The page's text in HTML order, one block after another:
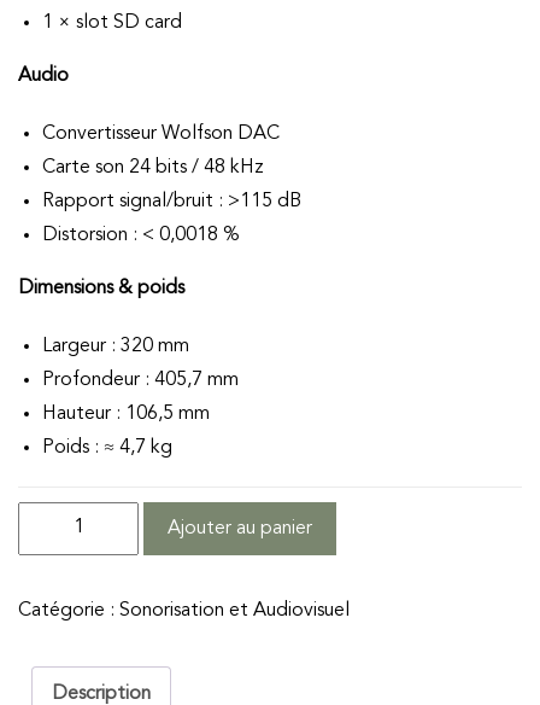
1 × slot SD card
Audio
Convertisseur Wolfson DAC
Carte son 24 bits / 48 kHz
Rapport signal/bruit : >115 dB
Distorsion : < 0,0018 %
Dimensions & poids
Largeur : 320 mm
Profondeur : 405,7 mm
Hauteur : 106,5 mm
Poids : ≈ 4,7 kg
quantité
de
CDJ-
Nexus
Ajouter au panier
Catégorie : Sonorisation et Audiovisuel
Description